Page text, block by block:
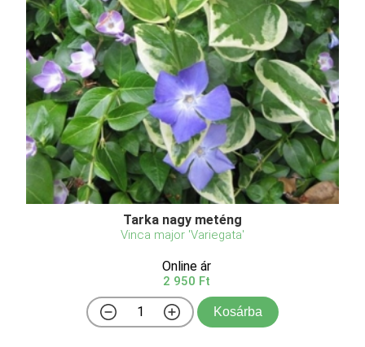
Tarka nagy meténg
Vinca major 'Variegata'
Online ár
2 950 Ft
Kosárba